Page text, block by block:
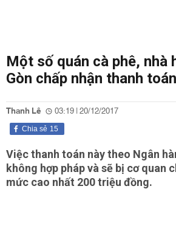
Một số quán cà phê, nhà
Gòn chấp nhận thanh
Thanh Lê 03:19 | 20/12/2017
15
Chia sẻ
Việc thanh toán này theo Ngân
không hợp pháp và sẽ bị cơ quan
mức cao nhất 200 triệu đồng.